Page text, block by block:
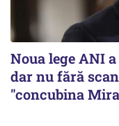
Noua lege ANI
dar nu fără
"concubina